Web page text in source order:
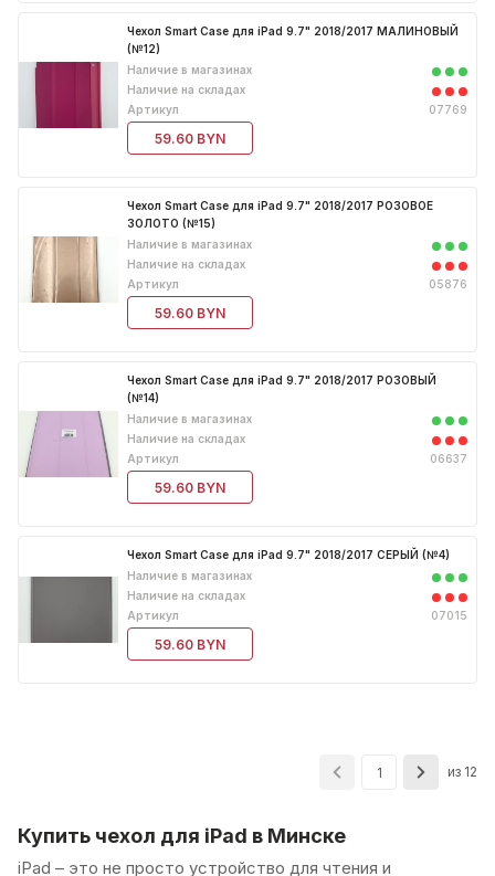
Чехол Smart Case для iPad 9.7" 2018/2017 МАЛИНОВЫЙ
(№12)
Наличие в магазинах
Наличие на складах
Артикул
07769
59.60 BYN
Чехол Smart Case для iPad 9.7" 2018/2017 РОЗОВОЕ
ЗОЛОТО (№15)
Наличие в магазинах
Наличие на складах
Артикул
05876
59.60 BYN
Чехол Smart Case для iPad 9.7" 2018/2017 РОЗОВЫЙ
(№14)
Наличие в магазинах
Наличие на складах
Артикул
06637
59.60 BYN
Чехол Smart Case для iPad 9.7" 2018/2017 СЕРЫЙ (№4)
Наличие в магазинах
Наличие на складах
Артикул
07015
59.60 BYN
1 из 12
Купить чехол для iPad в Минске
iPad – это не просто устройство для чтения и